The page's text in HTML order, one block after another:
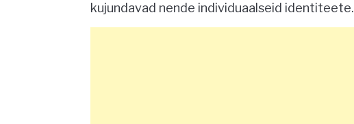
kujundavad nende individuaalseid identiteete.